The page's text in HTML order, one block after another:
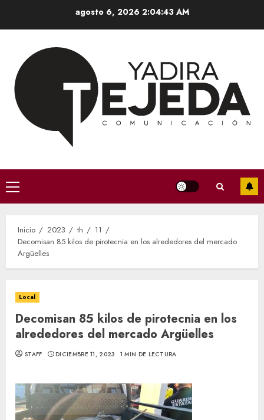
agosto 6, 2026 2:04:44 AM
Menú
principal
Inicio 2023 th
11
Decomisan 85 kilos de pirotecnia en los alrededores del mercado
Argüelles
Local
Decomisan 85 kilos de pirotecnia en los
alrededores del mercado Argüelles
STAFF DICIEMBRE 11, 2023 1 MIN DE LECTURA